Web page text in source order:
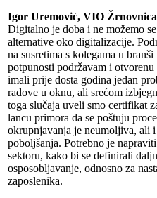
Igor Uremović, VIO
Digitalno je doba i ne možemo
alternative oko digitalizacije.
na susretima s kolegama u
potpunosti podržavam i
imali prije dosta godina jedan
radove u oknu, ali srećom
toga slučaja uveli smo certifikat
lancu primora da se poštuju
okrupnjavanja je neumoljiva, ali
poboljšanja. Potrebno je
sektoru, kako bi se definirali
osposobljavanje, odnosno za
zaposlenika.